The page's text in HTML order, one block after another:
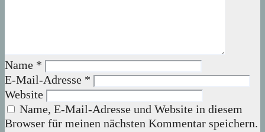
Name *
E-Mail-Adresse *
Website
Name, E-Mail-Adresse und Website in diesem
Browser für meinen nächsten Kommentar speichern.